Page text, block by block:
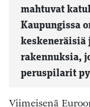
mahtuvat
Kaupungissa
keskeneräisiä
rakennuksia,
peruspilarit
Viimeisenä